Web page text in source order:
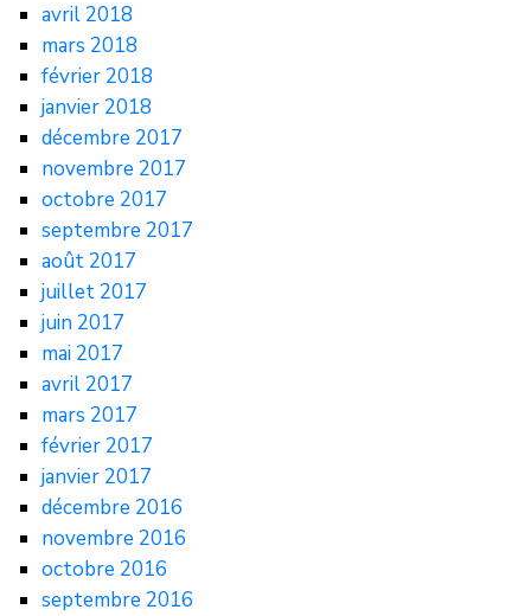
avril 2018
mars 2018
février 2018
janvier 2018
décembre 2017
novembre 2017
octobre 2017
septembre 2017
août 2017
juillet 2017
juin 2017
mai 2017
avril 2017
mars 2017
février 2017
janvier 2017
décembre 2016
novembre 2016
octobre 2016
septembre 2016